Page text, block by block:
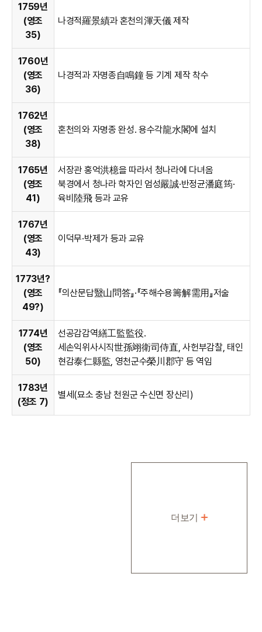
1759년
(영조
35)
나경적羅景績과 혼천의渾天儀 제작
1760년
(영조
36)
나경적과 자명종自鳴鐘 등 기계 제작 착수
1762년
(영조
38)
혼천의와 자명종 완성. 용수각龍水閣에 설치
1765년
(영조
41)
서장관 홍억洪檍을 따라서 청나라에 다녀옴
북경에서 청나라 학자인 엄성嚴誠·반정균潘庭筠·
육비陸飛 등과 교유
1767년
(영조
43)
이덕무·박제가 등과 교유
1773년?
(영조
49?)
『의산문답毉山問答』·『주해수용籌解需用』저술
1774년
(영조
50)
선공감감역繕工監監役․
세손익위사시직世孫翊衛司侍直, 사헌부감찰, 태인
현감泰仁縣監, 영천군수榮川郡守 등 역임
1783년
(정조 7)
별세(묘소 충남 천원군 수신면 장산리)
더보기